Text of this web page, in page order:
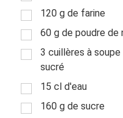
120 g de farine
60 g de poudre de
3 cuillères à
sucré
15 cl d'eau
160 g de sucre